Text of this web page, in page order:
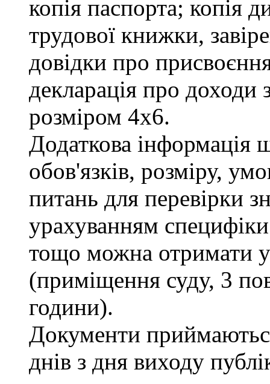
копія паспорта; копія
трудової книжки,
довідки про
декларація про доходи
розміром 4х6.
Додаткова інформація
обов'язків, розміру,
питань для перевірки
урахуванням
тощо можна отримати у
(приміщення суду, 3
години).
Документи
днів з дня виходу